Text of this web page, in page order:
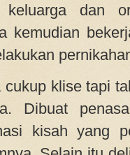
keluarga dan
kemudian
cukup klise tapi
Dibuat
kisah yang